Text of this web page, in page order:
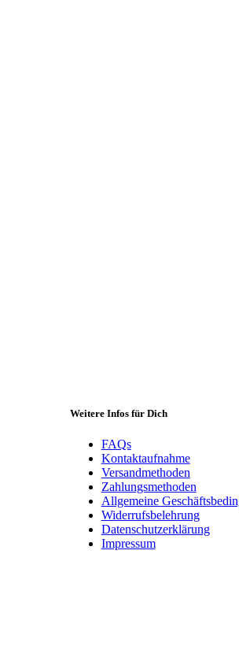
Weitere Infos für Dich
FAQs
Kontaktaufnahme
Versandmethoden
Zahlungsmethoden
Allgemeine
Widerrufsbelehrung
Datenschutzerklärung
Impressum